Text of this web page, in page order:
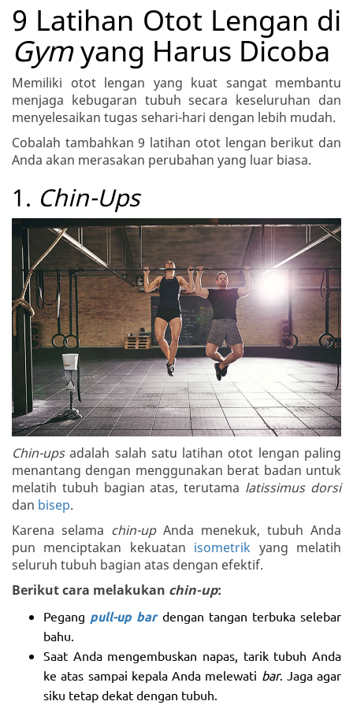
9 Latihan Otot Lengan di
Gymyang Harus Dicoba
Memiliki otot lengan yang kuat sangat membantu
menjaga kebugaran tubuh secara keseluruhan dan
menyelesaikan tugas sehari-hari dengan lebih mudah.
Cobalah tambahkan 9 latihan otot lengan berikut dan
Anda akan merasakan perubahan yang luar biasa.
1. Chin-Ups
Chin-upsadalah salah satu latihan otot lengan paling
menantang dengan menggunakan berat badan untuk
melatih tubuh bagian atas, terutama latissimus dorsi
dan bisep.
Karena selama chin-upAnda menekuk, tubuh Anda
pun menciptakan kekuatan isometrik yang melatih
seluruh tubuh bagian atas dengan efektif.
Berikut cara melakukan chin-up:
Pegang pull-up bardengan tangan terbuka selebar
bahu.
Saat Anda mengembuskan napas, tarik tubuh Anda
ke atas sampai kepala Anda melewati bar. Jaga agar
siku tetap dekat dengan tubuh.